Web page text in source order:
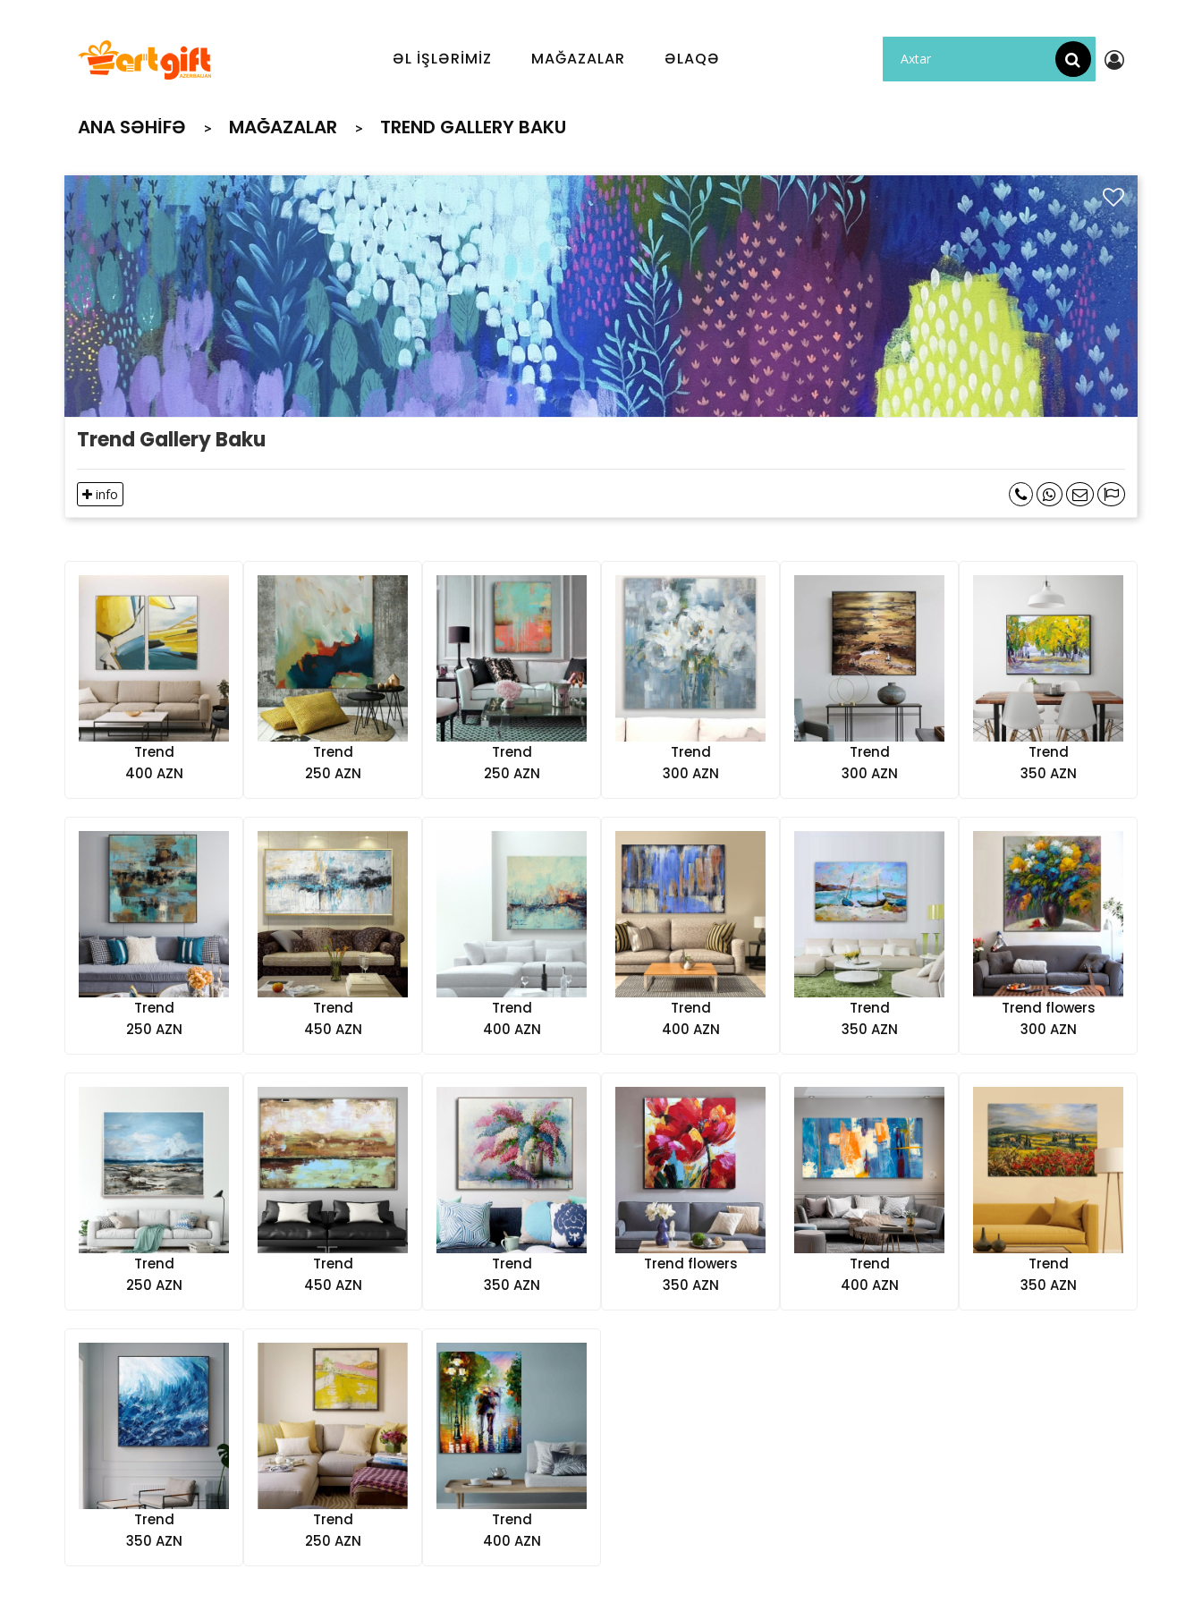
ƏL İŞLƏRIMIZ MAĞAZALAR ƏLAQƏ
ANA SƏHIFƏ MAĞAZALAR TREND GALLERY BAKU
Trend Gallery Baku
info
Trend
400 AZN
Trend
250 AZN
Trend
250 AZN
Trend
300 AZN
Trend
300 AZN
Trend
350 AZN
Trend
250 AZN
Trend
450 AZN
Trend
400 AZN
Trend
400 AZN
Trend
350 AZN
Trend flowers
300 AZN
Trend
250 AZN
Trend
450 AZN
Trend
350 AZN
Trend flowers
350 AZN
Trend
400 AZN
Trend
350 AZN
Trend
350 AZN
Trend
250 AZN
Trend
400 AZN